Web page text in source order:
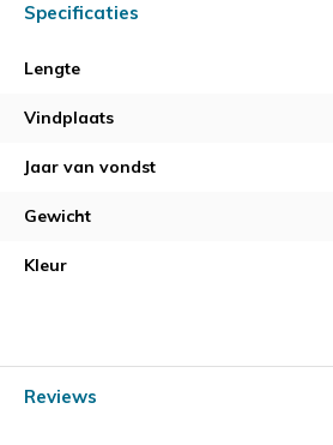
Specificaties
Lengte
Vindplaats
Jaar van vondst
Gewicht
Kleur
Reviews